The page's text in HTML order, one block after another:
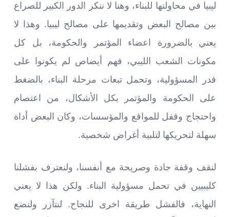
ليبيا في محاولتها للبناء، وهنا لا ننكر الدور الكبير للصراع
بين مصالح البعض وتقديمها على مصالح ليبيا. وهذا لا
يعني بالضرورة اعضاء المؤتمر والحكومة، بل كل
مكونات الشعب الليبي، فهم أيضاص لم يكونوا على
قدر المسؤولية، وتحمل تبعات مرحلة البناء، بالضغط
على الحكومة والمؤتمر بكل الأشكال، من اعتصام
واحتجاج وقفل للمواقع والمؤسسات، وكان البعض أداة
سهلة لتحريكها لتلبية أغراض شخصية.
لنقف وقفة جادة وصريحة مع أنفسنا، ولنعترف بفشلنا
كليبيين في تحمل مسؤولية البناء. ولكن هذا لا يعني
النهاية، فالفشل طريقة اخرى للنجاح. لنتآزر ولنضع